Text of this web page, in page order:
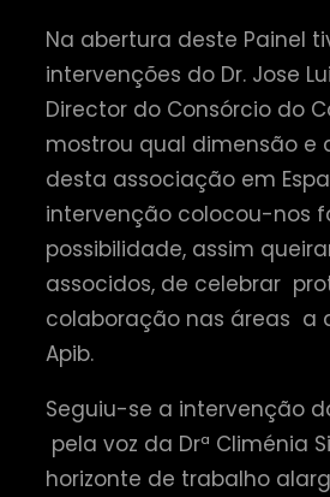
Na abertura deste Painel
intervenções do Dr. Jose
Director do Consórcio do
mostrou qual dimensão
desta associação em
intervenção colocou-nos
possibilidade, assim
associdos, de celebrar
colaboração nas áreas a
Apib.
Seguiu-se a intervenção
pela voz da Drª Climénia
horizonte de trabalho